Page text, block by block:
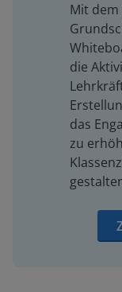
Mit
die
das
zu